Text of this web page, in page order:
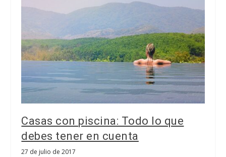
Casas con piscina: Todo lo que
debes tener en cuenta
27 de julio de 2017